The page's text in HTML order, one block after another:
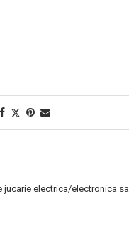
electrica/electronica